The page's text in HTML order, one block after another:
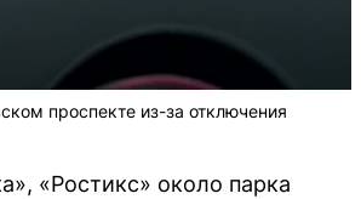
проспекте из-за отключения
«Ростикс» около парка